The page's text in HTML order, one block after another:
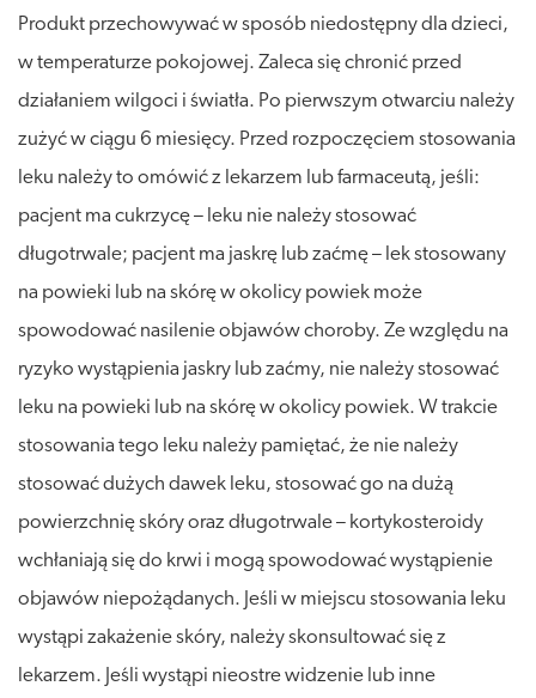
Produkt przechowywać w sposób niedostępny dla dzieci,
w temperaturze pokojowej. Zaleca się chronić przed
działaniem wilgoci i światła. Po pierwszym otwarciu należy
zużyć w ciągu 6 miesięcy. Przed rozpoczęciem stosowania
leku należy to omówić z lekarzem lub farmaceutą, jeśli:
pacjent ma cukrzycę – leku nie należy stosować
długotrwale; pacjent ma jaskrę lub zaćmę – lek stosowany
na powieki lub na skórę w okolicy powiek może
spowodować nasilenie objawów choroby. Ze względu na
ryzyko wystąpienia jaskry lub zaćmy, nie należy stosować
leku na powieki lub na skórę w okolicy powiek. W trakcie
stosowania tego leku należy pamiętać, że nie należy
stosować dużych dawek leku, stosować go na dużą
powierzchnię skóry oraz długotrwale – kortykosteroidy
wchłaniają się do krwi i mogą spowodować wystąpienie
objawów niepożądanych. Jeśli w miejscu stosowania leku
wystąpi zakażenie skóry, należy skonsultować się z
lekarzem. Jeśli wystąpi nieostre widzenie lub inne